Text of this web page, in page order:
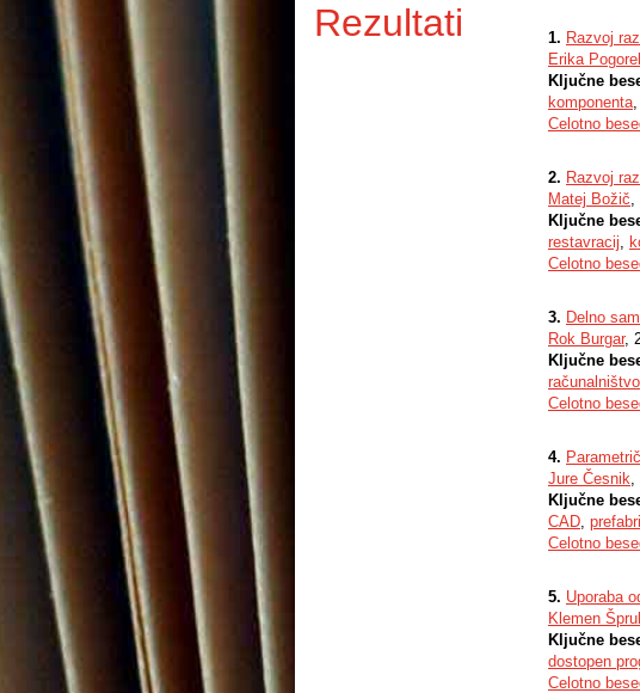
Rezultati
1. Razvoj
Erika
Ključne
komponenta,
Celotno
2. Razvoj
Matej Božič,
Ključne
restavracij,
Celotno
3. Delno
Rok Burgar,
Ključne
računalništvo
Celotno
4.
Jure Česnik,
Ključne
CAD,
Celotno
5. Uporaba
Klemen
Ključne
dostopen
Celotno